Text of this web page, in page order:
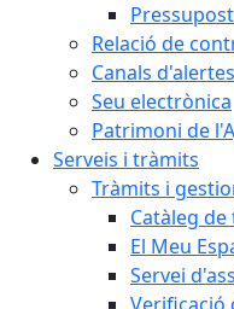
Relació de
Canals
Seu electrònica
Patrimoni de
Serveis i tràmits
Tràmits i
Catàleg
El Meu
Servei